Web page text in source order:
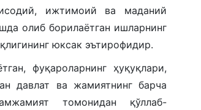
ижтимоий ва маданий
олиб борилаётган ишларнинг
юксак эътирофидир.
фуқароларнинг ҳуқуқлари,
давлат ва жамиятнинг барча
томонидан қўллаб-